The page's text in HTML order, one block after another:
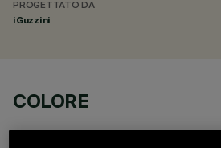
PROGETTATO DA
iGuzzini
COLORE